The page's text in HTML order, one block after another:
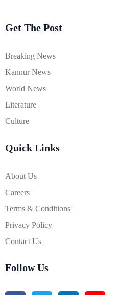
Get The Post
Breaking News
Kannur News
World News
Literature
Culture
Quick Links
About Us
Careers
Terms & Conditions
Privacy Policy
Contact Us
Follow Us